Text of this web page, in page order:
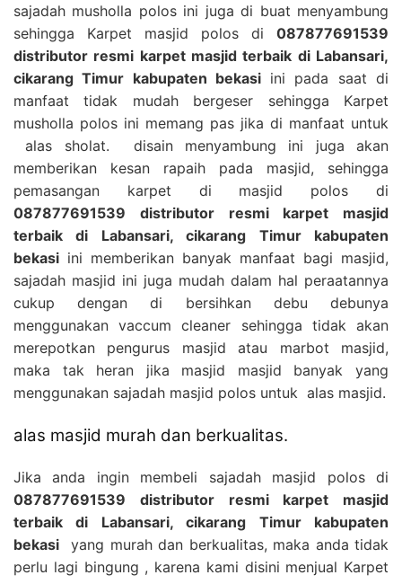
sajadah musholla polos ini juga di buat menyambung
sehingga Karpet masjid polos di 087877691539
distributor resmi karpet masjid terbaik di Labansari,
cikarang Timur kabupaten bekasiini pada saat di
manfaat tidak mudah bergeser sehingga Karpet
musholla polos ini memang pas jika di manfaat untuk
alas sholat. disain menyambung ini juga akan
memberikan kesan rapaih pada masjid, sehingga
pemasangan karpet di masjid polos di
087877691539 distributor resmi karpet masjid
terbaik di Labansari, cikarang Timur kabupaten
bekasi ini memberikan banyak manfaat bagi masjid,
sajadah masjid ini juga mudah dalam hal peraatannya
cukup dengan di bersihkan debu debunya
menggunakan vaccum cleaner sehingga tidak akan
merepotkan pengurus masjid atau marbot masjid,
maka tak heran jika masjid masjid banyak yang
menggunakan sajadah masjid polos untuk alas masjid.
alas masjid murah dan berkualitas.
Jika anda ingin membeli sajadah masjid polos di
087877691539 distributor resmi karpet masjid
terbaik di Labansari, cikarang Timur kabupaten
bekasi yang murah dan berkualitas, maka anda tidak
perlu lagi bingung , karena kami disini menjual Karpet